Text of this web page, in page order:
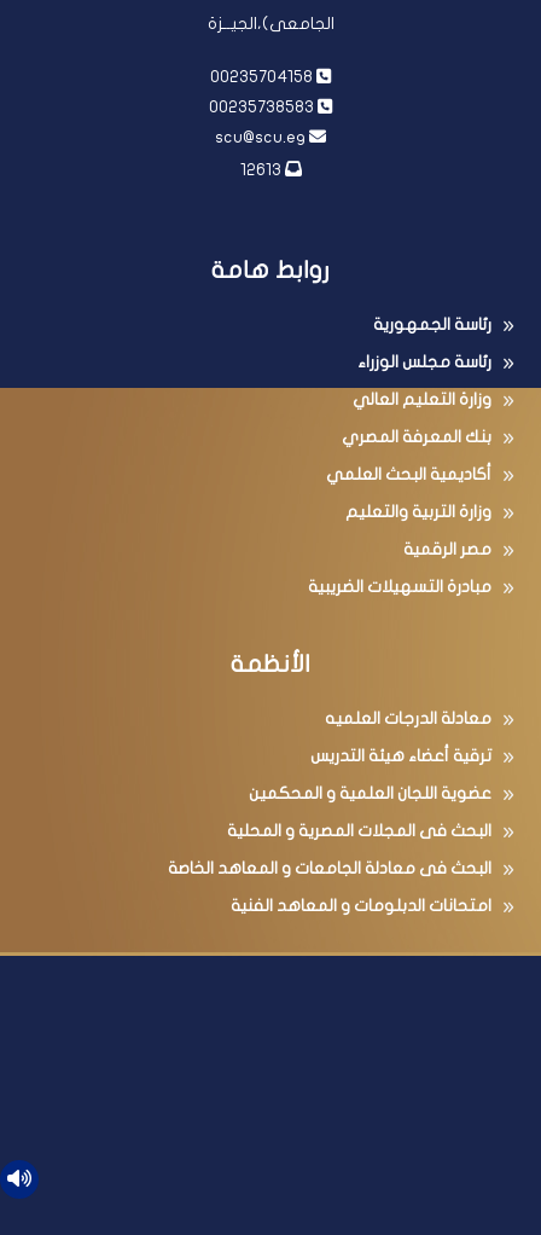
الجامعى)،الجيــزة
روابط هامة
رئاسة الجمهورية
رئاسة مجلس الوزراء
وزارة التعليم العالي
بنك المعرفة المصري
أكاديمية البحث العلمي
وزارة التربية والتعليم
مصر الرقمية
مبادرة التسهيلات الضريبية
الأنظمة
معادلة الدرجات العلميه
ترقية أعضاء هيئة التدريس
عضوية اللجان العلمية و المحكمين
البحث فى المجلات المصرية و المحلية
البحث فى معادلة الجامعات و المعاهد الخاصة
امتحانات الدبلومات و المعاهد الفنية